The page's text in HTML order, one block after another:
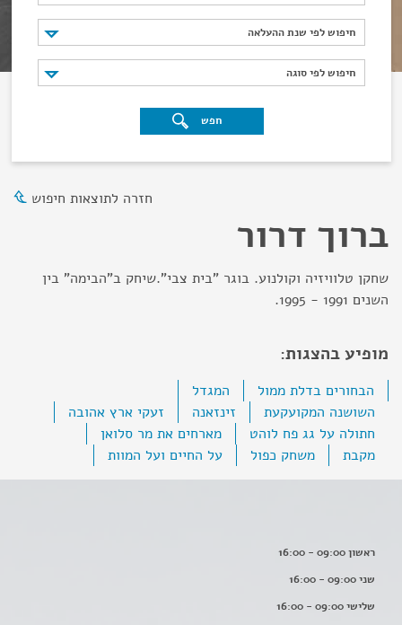
חיפוש לפי שנת ההעלאה
חיפוש לפי שנת ההעלאה
חיפוש לפי סוגה
חיפוש לפי סוגה
חפש
חזרה לתוצאות חיפוש
ברוך דרור
שחקן טלוויזיה וקולנוע. בוגר "בית צבי".שיחק ב"הבימה" בין
השנים 1991 - 1995.
מופיע בהצגות:
הבחורים בדלת ממול
המגדל
השושנה המקועקעת
זינזאנה
זעקי ארץ אהובה
חתולה על גג פח לוהט
מארחים את מר סלואן
מקבת
משחק כפול על החיים ועל המוות
ראשון 09:00 - 16:00
שני 09:00 - 16:00
שלישי 09:00 - 16:00